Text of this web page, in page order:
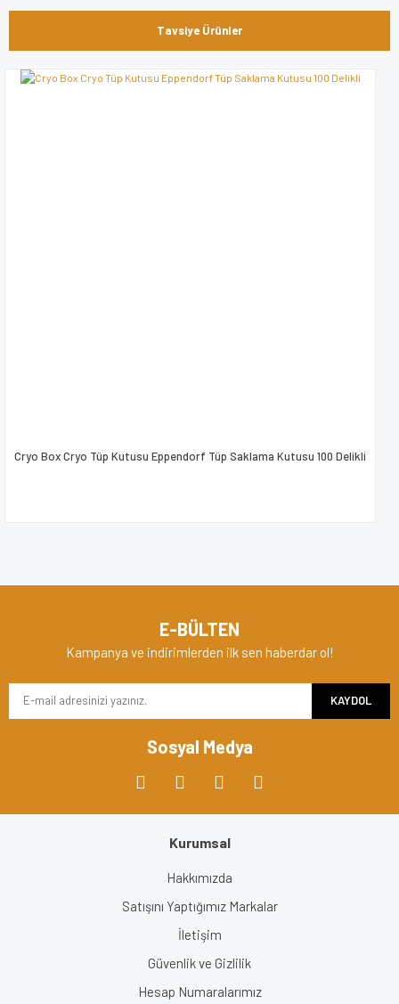
Bu ürüne ilk yorumu siz yapın!
Yorum Yaz
konularda yetersiz gördüğünüz noktaları öneri formunu
kullanarak tarafımıza iletebilirsiniz.
Tavsiye Ürünler
Cryo Box Cryo Tüp Kutusu Eppendorf Tüp Saklama Kutusu 100 Delikli
E-BÜLTEN
Kampanya ve indirimlerden ilk sen haberdar ol!
KAYDOL
Sosyal Medya
Kurumsal
Hakkımızda
Satışını Yaptığımız Markalar
İletişim
Güvenlik ve Gizlilik
Hesap Numaralarımız